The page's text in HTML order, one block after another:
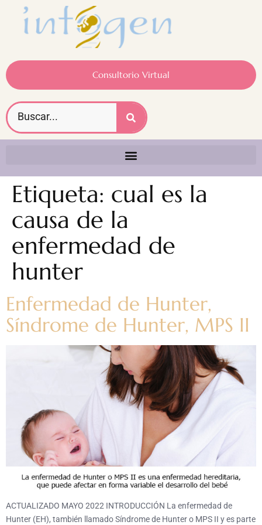
Consultorio Virtual
Etiqueta: cual es la
causa de la
enfermedad de
hunter
Enfermedad de Hunter,
Síndrome de Hunter, MPS II
ACTUALIZADO MAYO 2022 INTRODUCCIÓN La enfermedad de
Hunter (EH), también llamado Síndrome de Hunter o MPS II y es parte